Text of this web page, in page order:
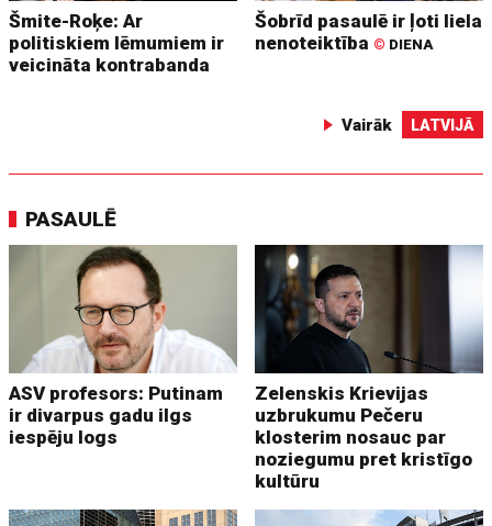
Šmite-Roķe: Ar
politiskiem lēmumiem ir
veicināta kontrabanda
Šobrīd pasaulē ir ļoti liela
nenoteiktība © DIENA
Vairāk LATVIJĀ
PASAULĒ
ASV profesors: Putinam
ir divarpus gadu ilgs
iespēju logs
Zelenskis Krievijas
uzbrukumu Pečeru
klosterim nosauc par
noziegumu pret kristīgo
kultūru